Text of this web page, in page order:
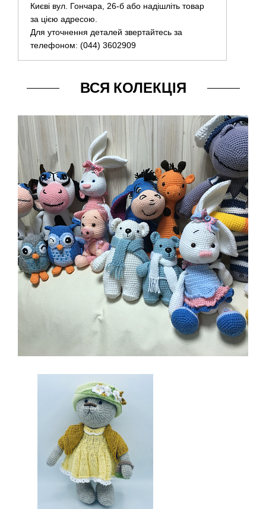
Києві вул. Гончара, 26-б або надішліть товар
за цією адресою.
Для уточнення деталей звертайтесь за
телефоном: (044) 3602909
ВСЯ КОЛЕКЦІЯ